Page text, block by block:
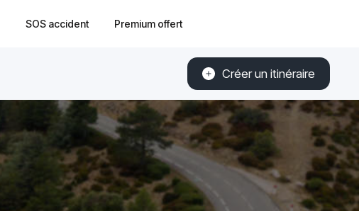
SOS accident Premium offert
Créer un itinéraire